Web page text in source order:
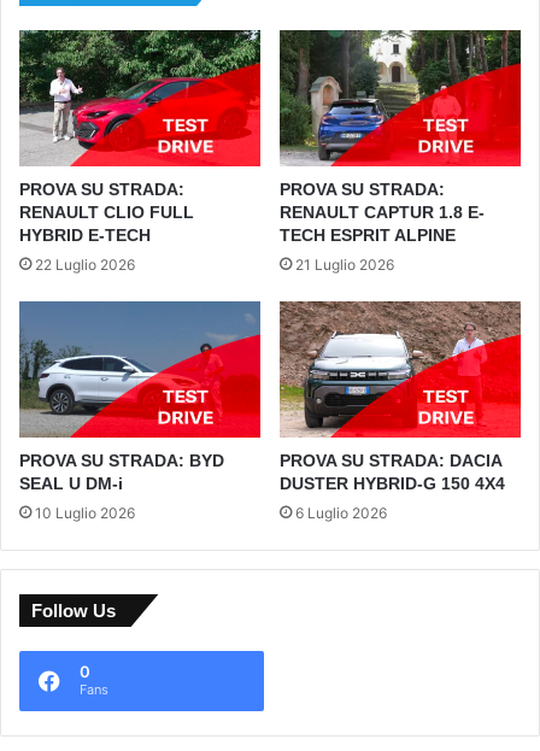
PROVA SU STRADA:
RENAULT CLIO FULL
HYBRID E-TECH
22 Luglio 2026
PROVA SU STRADA:
RENAULT CAPTUR 1.8 E-
TECH ESPRIT ALPINE
21 Luglio 2026
PROVA SU STRADA: BYD
SEAL U DM-i
10 Luglio 2026
PROVA SU STRADA: DACIA
DUSTER HYBRID-G 150 4X4
6 Luglio 2026
Follow Us
0
Fans